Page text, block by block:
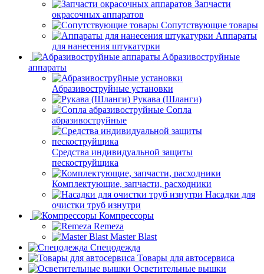
Запчасти
окрасочных аппаратов
Сопутствующие товары
Аппараты
для нанесения штукатурки
Aбразивоструйные
аппараты
Абразивоструйные установки
Рукава (Шланги)
Сопла
абразивоструйные
Средства индивидуальной защиты
пескоструйщика
Комплектующие, запчасти, расходники
Насадки для
очистки труб изнутри
Компрессоры
Remeza
Master Blast
Спецодежда
Товары для автосервиса
Осветительные вышки